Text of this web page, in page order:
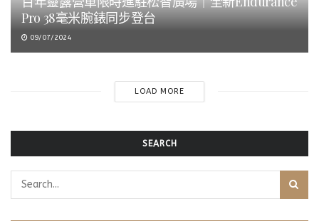
Pro 38毫米腕錶同步登台
09/07/2024
LOAD MORE
SEARCH